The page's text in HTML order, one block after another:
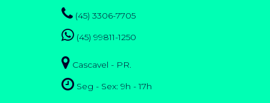
(45) 3306-7705
(45) 99811-1250
Cascavel - PR.
Seg - Sex: 9h - 17h